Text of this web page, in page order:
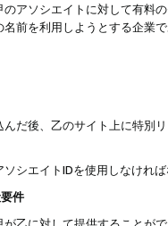
アソシエイトに対して有料
前を利用しようとする企業
だ後、乙のサイト上に特別
シエイトIDを使用しなけれ
件
乙に対して提供することが